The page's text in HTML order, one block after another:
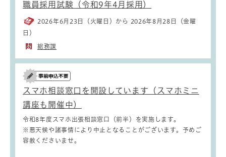
職員採用試験（令和9年4月採用）
2026年6月23日（火曜日）から 2026年8月28日（金曜
日）
総務課
スマホ相談窓口を開設しています（スマホミニ
講座も開催中）
令和8年度スマホ出張相談窓口（前半）を実施します。
※悪天候や諸事情により中止となることがございます。予めご
容赦くださいませ。